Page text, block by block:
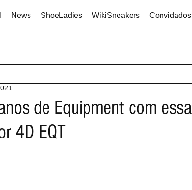
News ShoeLadies WikiSneakers Convidados
de Equipment com essa
4D EQT